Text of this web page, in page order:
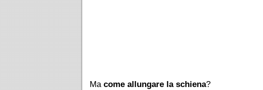
Ma come allungare la schiena?